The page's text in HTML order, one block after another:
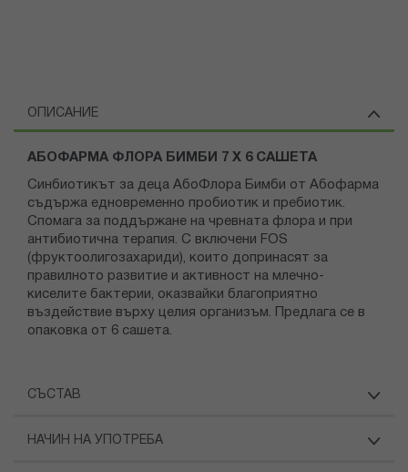
ОПИСАНИЕ
АБОФАРМА ФЛОРА БИМБИ 7 Х 6 САШЕТА
Синбиотикът за деца АбоФлора Бимби от Абофарма
съдържа едновременно пробиотик и пребиотик.
Спомага за поддържане на чревната флора и при
антибиотична терапия. С включени FOS
(фруктоолигозахариди), които допринасят за
правилното развитие и активност на млечно-
киселите бактерии, оказвайки благоприятно
въздействие върху целия организъм. Предлага се в
опаковка от 6 сашета.
СЪСТАВ
НАЧИН НА УПОТРЕБА